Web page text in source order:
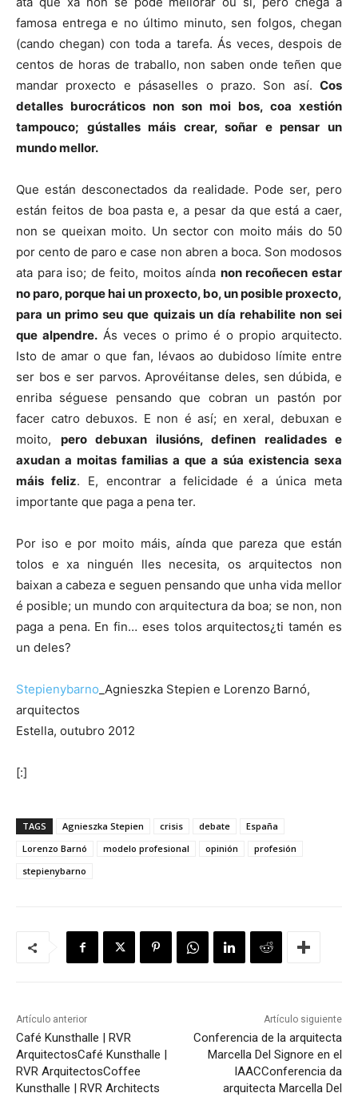
famosa entrega e no último minuto, sen folgos, chegan
(cando chegan) con toda a tarefa. Ás veces, despois de
centos de horas de traballo, non saben onde teñen que
mandar proxecto e pásaselles o prazo. Son así. Cos
detalles burocráticos non son moi bos, coa xestión
tampouco; gústalles máis crear, soñar e pensar un
mundo mellor.
Que están desconectados da realidade. Pode ser, pero
están feitos de boa pasta e, a pesar da que está a caer,
non se queixan moito. Un sector con moito máis do 50
por cento de paro e case non abren a boca. Son modosos
ata para iso; de feito, moitos aínda non recoñecen estar
no paro, porque hai un proxecto, bo, un posible proxecto,
para un primo seu que quizais un día rehabilite non sei
que alpendre. Ás veces o primo é o propio arquitecto.
Isto de amar o que fan, lévaos ao dubidoso límite entre
ser bos e ser parvos. Aprovéitanse deles, sen dúbida, e
enriba séguese pensando que cobran un pastón por
facer catro debuxos. E non é así; en xeral, debuxan e
moito, pero debuxan ilusións, definen realidades e
axudan a moitas familias a que a súa existencia sexa
máis feliz. E, encontrar a felicidade é a única meta
importante que paga a pena ter.
Por iso e por moito máis, aínda que pareza que están
tolos e xa ninguén lles necesita, os arquitectos non
baixan a cabeza e seguen pensando que unha vida mellor
é posible; un mundo con arquitectura da boa; se non, non
paga a pena. En fin… eses tolos arquitectos¿ti tamén es
un deles?
Stepienybarno _Agnieszka Stepien e Lorenzo Barnó,
arquitectos
Estella, outubro 2012
[:]
TAGS Agnieszka Stepien crisis debate
España
Lorenzo Barnó
modelo profesional opinión
profesión
stepienybarno
Artículo anterior
Café Kunsthalle | RVR
ArquitectosCafé Kunsthalle |
RVR ArquitectosCoffee
Kunsthalle | RVR Architects
Artículo siguiente
Conferencia de la arquitecta
Marcella Del Signore en el
IAACConferencia da
arquitecta Marcella Del